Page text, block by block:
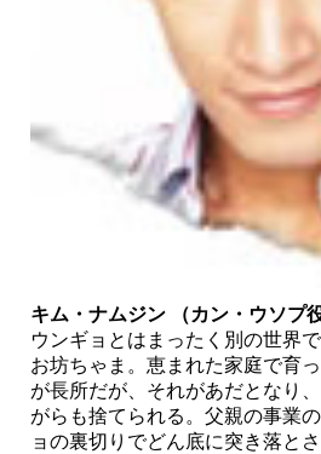
キム・ナムジン （カン・ウソプ役
ウンギョとはまったく別の世界
お坊ちゃま。恵まれた家庭で育
が長所だが、それがあだとなり
がらも捨てられる。父親の事業
ョの裏切りでどん底に突き落と